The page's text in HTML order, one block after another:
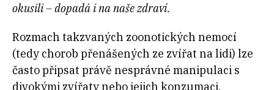
okusili – dopadá i na naše zdraví.
Rozmach takzvaných zoonotických nemocí
(tedy chorob přenášených ze zvířat na lidi) lze
často připsat právě nesprávné manipulaci s
divokými zvířaty nebo jejich konzumaci.